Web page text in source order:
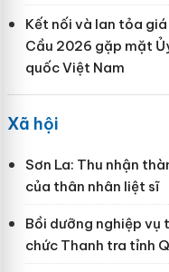
Kết nối và lan tỏa
Cầu 2026 gặp mặt
quốc Việt Nam
Xã hội
Sơn La: Thu nhận
của thân nhân liệt sĩ
Bồi dưỡng nghiệp vụ
chức Thanh tra tỉnh